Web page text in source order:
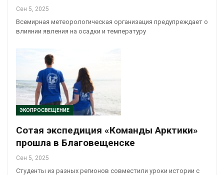
Сен 5, 2025
Всемирная метеорологическая организация предупреждает о
влиянии явления на осадки и температуру
ЭКОПРОСВЕЩЕНИЕ
Сотая экспедиция «Команды Арктики»
прошла в Благовещенске
Сен 5, 2025
Студенты из разных регионов совместили уроки истории с